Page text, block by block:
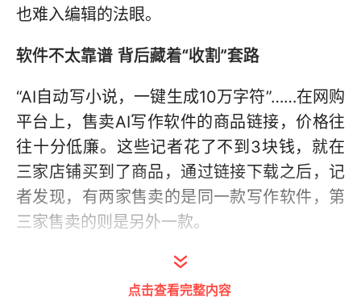
也难入编辑的法眼。
软件不太靠谱 背后藏着“收割”套路
“AI自动写小说，一键生成10万字符”……在网购
平台上，售卖AI写作软件的商品链接，价格往
往十分低廉。这些记者花了不到3块钱，就在
三家店铺买到了商品，通过链接下载之后，记
者发现，有两家售卖的是同一款写作软件，第
三家售卖的则是另外一款。
点击查看完整内容